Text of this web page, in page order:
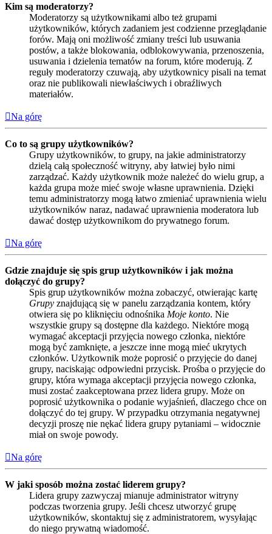
Kim są moderatorzy?
Moderatorzy są użytkownikami albo też grupami
użytkowników, których zadaniem jest codzienne przeglądanie
forów. Mają oni możliwość zmiany treści lub usuwania
postów, a także blokowania, odblokowywania, przenoszenia,
usuwania i dzielenia tematów na forum, które moderują. Z
reguły moderatorzy czuwają, aby użytkownicy pisali na temat
oraz nie publikowali niewłaściwych i obraźliwych
materiałów.
Na górę
Co to są grupy użytkowników?
Grupy użytkowników, to grupy, na jakie administratorzy
dzielą całą społeczność witryny, aby łatwiej było nimi
zarządzać. Każdy użytkownik może należeć do wielu grup, a
każda grupa może mieć swoje własne uprawnienia. Dzięki
temu administratorzy mogą łatwo zmieniać uprawnienia wielu
użytkowników naraz, nadawać uprawnienia moderatora lub
dawać dostęp użytkownikom do prywatnego forum.
Na górę
Gdzie znajduje się spis grup użytkowników i jak można
dołączyć do grupy?
Spis grup użytkowników można zobaczyć, otwierając kartę
Grupy znajdującą się w panelu zarządzania kontem, który
otwiera się po kliknięciu odnośnika Moje konto. Nie
wszystkie grupy są dostępne dla każdego. Niektóre mogą
wymagać akceptacji przyjęcia nowego członka, niektóre
mogą być zamknięte, a jeszcze inne mogą mieć ukrytych
członków. Użytkownik może poprosić o przyjęcie do danej
grupy, naciskając odpowiedni przycisk. Prośba o przyjęcie do
grupy, która wymaga akceptacji przyjęcia nowego członka,
musi zostać zaakceptowana przez lidera grupy. Może on
poprosić użytkownika o podanie wyjaśnień, dlaczego chce on
dołączyć do tej grupy. W przypadku otrzymania negatywnej
decyzji proszę nie nękać lidera grupy pytaniami – widocznie
miał on swoje powody.
Na górę
W jaki sposób można zostać liderem grupy?
Lidera grupy zazwyczaj mianuje administrator witryny
podczas tworzenia grupy. Jeśli chcesz utworzyć grupę
użytkowników, skontaktuj się z administratorem, wysyłając
do niego prywatną wiadomość.